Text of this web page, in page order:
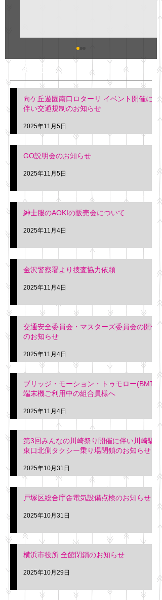
明日(11月6日)午後3時～5
階会議室にてGOの説明会
を行います。 神奈川個人
タクシー協同組合 専務 佐
久間
最新記事
向ケ丘遊園南口ロターリ イベント開催に
伴い交通規制のお知らせ
2025年11月5日
GO説明会のお知らせ
2025年11月5日
紳士服のAOKIの販売会について
2025年11月4日
金沢警察署より捜査協力依頼
2025年11月4日
交通安全委員会・マスターズ委員会の開催
のお知らせ
2025年11月4日
ブリッジ・モーション・トゥモロー(BMT)
端末機ご利用中の組合員様へ
2025年11月4日
第3回みんなの川崎祭り開催に伴い川崎駅
東口北側タクシー乗り場閉鎖のお知らせ
2025年10月31日
戸塚区総合庁舎電気設備点検のお知らせ
2025年10月31日
横浜市役所 全館閉鎖のお知らせ
2025年10月29日